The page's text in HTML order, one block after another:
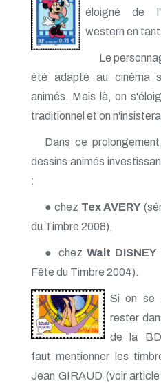
éloigné de
western en
Le
été adapté au cinéma
animés. Mais là, on
traditionnel et on
Dans ce
dessins animés
:
● chez Tex AVERY
du Timbre 2008),
● chez Walt DISNEY
Fête du Timbre 2004).
Si on se
rester
de la
faut mentionner les
Jean GIRAUD (voir